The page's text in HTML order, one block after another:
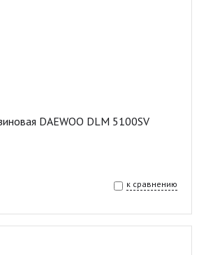
DAEWOO DLM 5100SV
к сравнению